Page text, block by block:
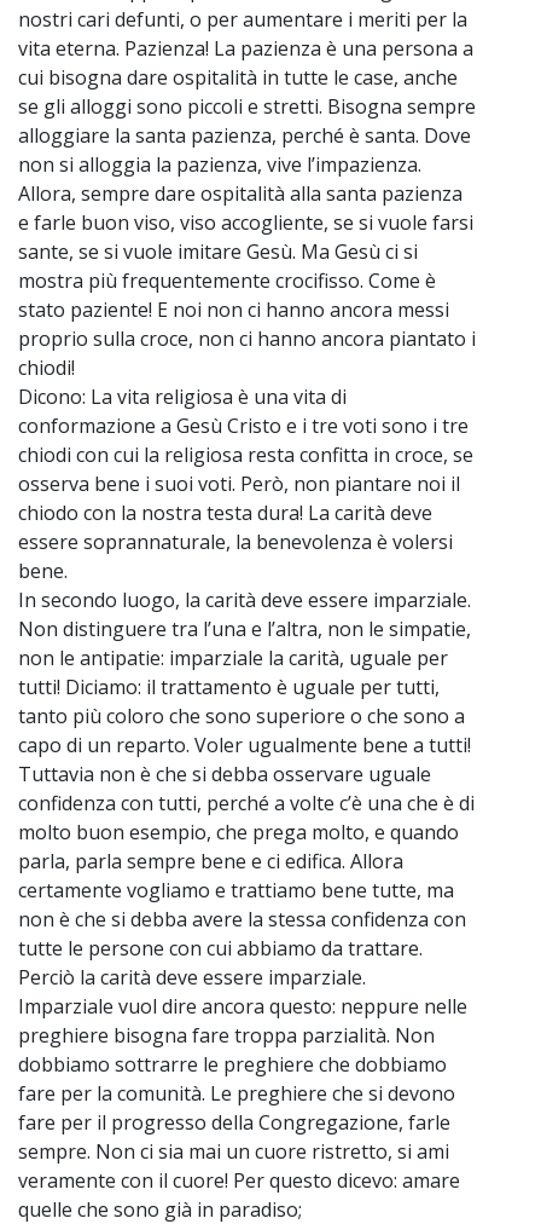
nostri cari defunti, o per aumentare i meriti per la
vita eterna. Pazienza! La pazienza è una persona a
cui bisogna dare ospitalità in tutte le case, anche
se gli alloggi sono piccoli e stretti. Bisogna sempre
alloggiare la santa pazienza, perché è santa. Dove
non si alloggia la pazienza, vive l’impazienza.
Allora, sempre dare ospitalità alla santa pazienza
e farle buon viso, viso accogliente, se si vuole farsi
sante, se si vuole imitare Gesù. Ma Gesù ci si
mostra più frequentemente crocifisso. Come è
stato paziente! E noi non ci hanno ancora messi
proprio sulla croce, non ci hanno ancora piantato i
chiodi!
Dicono: La vita religiosa è una vita di
conformazione a Gesù Cristo e i tre voti sono i tre
chiodi con cui la religiosa resta confitta in croce, se
osserva bene i suoi voti. Però, non piantare noi il
chiodo con la nostra testa dura! La carità deve
essere soprannaturale, la benevolenza è volersi
bene.
In secondo luogo, la carità deve essere imparziale.
Non distinguere tra l’una e l’altra, non le simpatie,
non le antipatie: imparziale la carità, uguale per
tutti! Diciamo: il trattamento è uguale per tutti,
tanto più coloro che sono superiore o che sono a
capo di un reparto. Voler ugualmente bene a tutti!
Tuttavia non è che si debba osservare uguale
confidenza con tutti, perché a volte c’è una che è di
molto buon esempio, che prega molto, e quando
parla, parla sempre bene e ci edifica. Allora
certamente vogliamo e trattiamo bene tutte, ma
non è che si debba avere la stessa confidenza con
tutte le persone con cui abbiamo da trattare.
Perciò la carità deve essere imparziale.
Imparziale vuol dire ancora questo: neppure nelle
preghiere bisogna fare troppa parzialità. Non
dobbiamo sottrarre le preghiere che dobbiamo
fare per la comunità. Le preghiere che si devono
fare per il progresso della Congregazione, farle
sempre. Non ci sia mai un cuore ristretto, si ami
veramente con il cuore! Per questo dicevo: amare
quelle che sono già in paradiso;